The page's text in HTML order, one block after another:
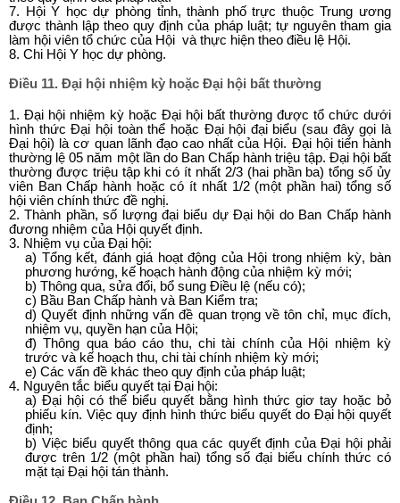
7. Hội Y học dự phòng tỉnh, thành phố trực thuộc Trung ương
được thành lập theo quy định của pháp luật; tự nguyên tham gia
làm hội viên tổ chức của Hội và thực hiện theo điều lệ Hội.
8. Chi Hội Y học dự phòng.
Điều 11. Đại hội nhiệm kỳ hoặc Đại hội bất thường
1. Đại hội nhiệm kỳ hoặc Đại hội bất thường được tổ chức dưới
hình thức Đại hội toàn thể hoặc Đại hội đại biểu (sau đây gọi là
Đại hội) là cơ quan lãnh đạo cao nhất của Hội. Đại hội tiến hành
thường lệ 05 năm một lần do Ban Chấp hành triệu tập. Đại hội bất
thường được triệu tập khi có ít nhất 2/3 (hai phần ba) tổng số ủy
viên Ban Chấp hành hoặc có ít nhất 1/2 (một phần hai) tổng số
hội viên chính thức đề nghị.
2. Thành phần, số lượng đại biểu dự Đại hội do Ban Chấp hành
đương nhiệm của Hội quyết định.
3. Nhiệm vụ của Đại hội:
a) Tổng kết, đánh giá hoạt động của Hội trong nhiệm kỳ, bàn
phương hướng, kế hoạch hành động của nhiệm kỳ mới;
b) Thông qua, sửa đổi, bổ sung Điều lệ (nếu có);
c) Bầu Ban Chấp hành và Ban Kiểm tra;
d) Quyết định những vấn đề quan trọng về tôn chỉ, mục đích,
nhiệm vụ, quyền hạn của Hội;
đ) Thông qua báo cáo thu, chi tài chính của Hội nhiệm kỳ
trước và kế hoạch thu, chi tài chính nhiệm kỳ mới;
e) Các vấn đề khác theo quy định của pháp luật;
4. Nguyên tắc biểu quyết tại Đại hội:
a) Đại hội có thể biểu quyết bằng hình thức giơ tay hoặc bỏ
phiếu kín. Việc quy định hình thức biểu quyết do Đại hội quyết
định;
b) Việc biểu quyết thông qua các quyết định của Đại hội phải
được trên 1/2 (một phần hai) tổng số đại biểu chính thức có
mặt tại Đại hội tán thành.